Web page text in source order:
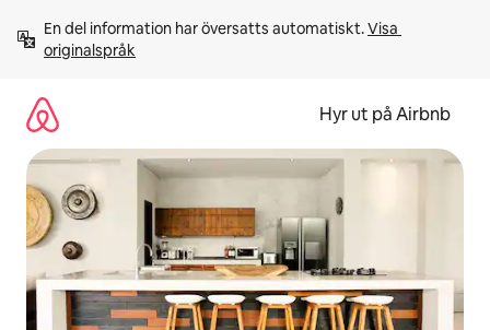
innehåll
En del information har översatts automatiskt. Visa
originalspråk
Hyr ut på Airbnb